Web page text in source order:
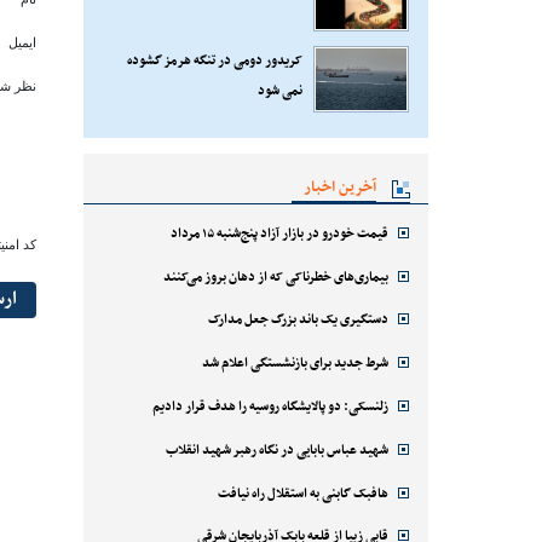
کریدور دومی در تنگه هرمز گشوده
نمی شود
آخرین اخبار
قیمت خودرو در بازار آزاد پنج‌شنبه ۱۵ مرداد
بیماری‌های خطرناکی که از دهان بروز می‌کنند
دستگیری یک باند بزرگ جعل مدارک
شرط جدید برای بازنشستگی اعلام شد
زلنسکی: دو پالایشگاه روسیه را هدف قرار دادیم
شهید عباس بابایی در نگاه رهبر شهید انقلاب
هافبک گابنی به استقلال راه نیافت
قابی زیبا از قلعه بابک آذربایجان شرقی
ایمیل
نظر
کد